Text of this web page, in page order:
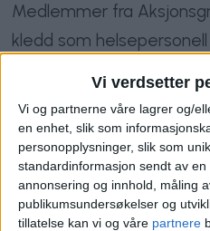
Vi verdsetter
Vi og partnerne våre lagrer og/
en enhet, slik som
personopplysninger, slik som
standardinformasjon sendt av
annonsering og innhold, måling
publikumsundersøkelser og
tillatelse kan vi og våre partnere
Medlemmer fra
kledd som
omsorgsdepartementet
Terje Bendiksby / NTB
De krever varig
at Gaza åpnes for